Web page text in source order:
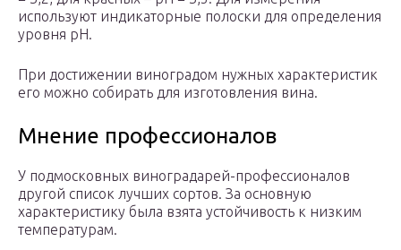
используют индикаторные полоски для определения
уровня рН.
При достижении виноградом нужных характеристик
его можно собирать для изготовления вина.
Мнение профессионалов
У подмосковных виноградарей-профессионалов
другой список лучших сортов. За основную
характеристику была взята устойчивость к низким
температурам.